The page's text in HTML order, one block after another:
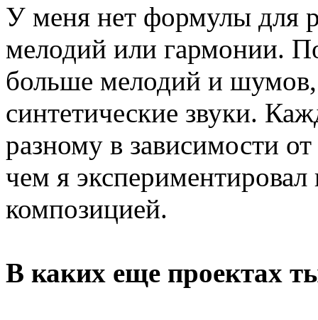
У меня нет формулы для
мелодий или гармонии.
больше мелодий и шумов,
синтетические звуки.
разному в зависимости
чем я
композицией.
В каких еще проектах